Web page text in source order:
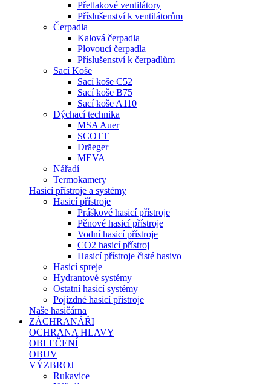
Přetlakové ventilátory
Příslušenství k ventilátorům
Čerpadla
Kalová čerpadla
Plovoucí čerpadla
Příslušenství k čerpadlům
Sací Koše
Sací koše C52
Sací koše B75
Sací koše A110
Dýchací technika
MSA Auer
SCOTT
Dräeger
MEVA
Nářadí
Termokamery
Hasicí přístroje a systémy
Hasicí přístroje
Práškové hasicí přístroje
Pěnové hasicí přístroje
Vodní hasicí přístroje
CO2 hasicí přístroj
Hasicí přístroje čisté hasivo
Hasicí spreje
Hydrantové systémy
Ostatní hasicí systémy
Pojízdné hasicí přístroje
Naše hasičárna
ZÁCHRANÁŘI
OCHRANA HLAVY
OBLEČENÍ
OBUV
VÝZBROJ
Rukavice